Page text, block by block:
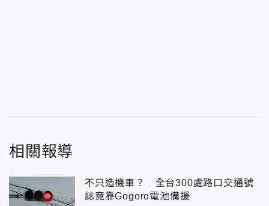
相關報導
不只造機車？ 全台300處路口交通號
誌竟靠Gogoro電池備援